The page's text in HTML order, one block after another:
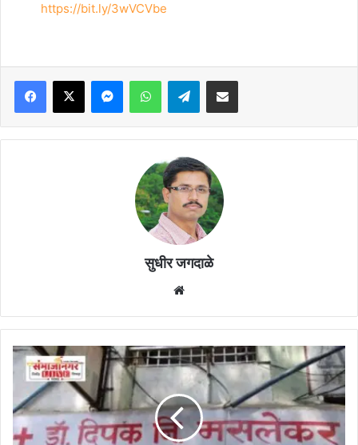
https://bit.ly/3wVCVbe
Facebook
X MessengerWhatsAppTelegramShare via Email
सुधीर जगदाळे
डॉ.
दीपक
मसलेकर
यांना
मारहाण
!